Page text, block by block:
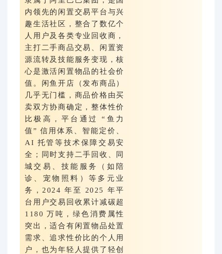
内领先的闲置交易平台与兴
趣生活社区，整合了数亿个
人用户及各类专业回收商，
主打二手商品交易、闲置资
源流转及技能服务变现，核
心是激活闲置物品的社会价
值。闲鱼开店（发布商品）
几乎无门槛，商品价格由买
卖双方协商确定，整体性价
比极高，平台通过 “鱼力
值” 信用体系、智能定价、
AI 托管等技术保障交易安
全；同时支持二手回收、同
城交易、技能服务（如陪
诊、宠物照料）等多元业
务，2024 年至 2025 年平
台用户交易回收累计减碳超
1180 万吨，绿色消费属性
突出，适合有闲置物品处置
需求、追求性价比的个人用
户，也为年轻人提供了轻创